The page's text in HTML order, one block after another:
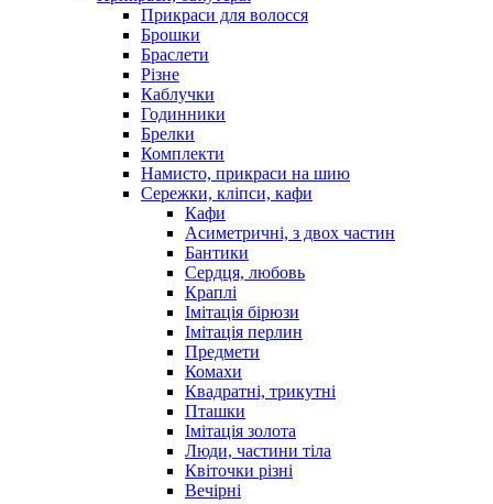
Прикраси для волосся
Брошки
Браслети
Різне
Каблучки
Годинники
Брелки
Комплекти
Намисто, прикраси на шию
Сережки, кліпси, кафи
Кафи
Асиметричні, з двох частин
Бантики
Сердця, любовь
Краплі
Імітація бірюзи
Імітація перлин
Предмети
Комахи
Квадратні, трикутні
Пташки
Імітація золота
Люди, частини тіла
Квіточки різні
Вечірні